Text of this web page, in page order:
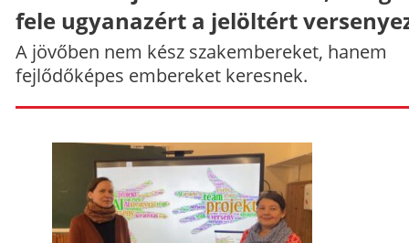
fele ugyanazért a jelöltért
A jövőben nem kész szakembereket, hanem
fejlődőképes embereket keresnek.